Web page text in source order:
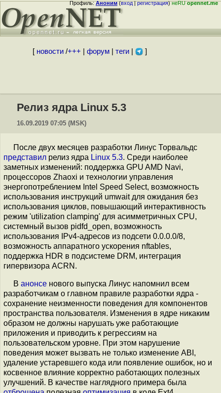
Профиль:Аноним(вход|регистрация)неRUopennet.me
[ новости/+++ форум| теги| ]
Релиз ядра Linux 5.3
16.09.2019 07:05 (MSK)
После двух месяцев разработки Линус Торвальдс
представил релиз ядра Linux 5.3. Среди наиболее
заметных изменений: поддержка GPU AMD Navi,
процессоров Zhaoxi и технологии управления
энергопотреблением Intel Speed Select, возможность
использования инструкций umwait для ожидания без
использования циклов, повышающий интерактивность
режим 'utilization clamping' для асимметричных CPU,
системный вызов pidfd_open, возможность
использования IPv4-адресов из подсети 0.0.0.0/8,
возможность аппаратного ускорения nftables,
поддержка HDR в подсистеме DRM, интеграция
гипервизора ACRN.
В анонсе нового выпуска Линус напомнил всем
разработчикам о главном правиле разработки ядра -
сохранение неизменности поведения для компонентов
пространства пользователя. Изменения в ядре никаким
образом не должны нарушать уже работающие
приложения и приводить к регрессиям на
пользовательском уровне. При этом нарушение
поведения может вызвать не только изменение ABI,
удаление устаревшего кода или появление ошибок, но и
косвенное влияние корректно работающих полезных
улучшений. В качестве наглядного примера была